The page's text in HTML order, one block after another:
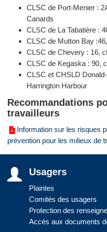
CLSC de Port-Menier :
Canards
CLSC de La Tabatière :
CLSC de Mutton Bay
CLSC de Chevery : 16,
CLSC de Kegaska : 90,
CLSC et CHSLD
Harrington Harbour
Recommandations
travailleurs
Information sur les risques
prévention pour les milieux de
Usagers
Plaintes
Comités des usagers
Protection des
Accès aux documents